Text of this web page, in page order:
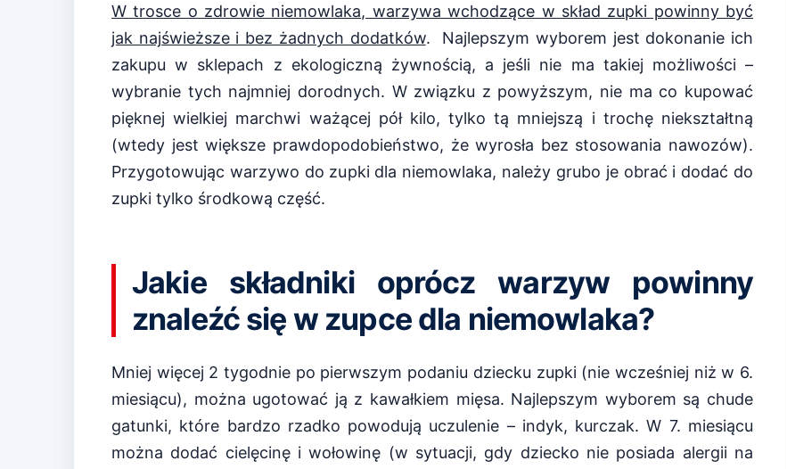
W trosce o zdrowie niemowlaka, warzywa wchodzące w skład zupki powinny być
jak najświeższe i bez żadnych dodatków. Najlepszym wyborem jest dokonanie ich
zakupu w sklepach z ekologiczną żywnością, a jeśli nie ma takiej możliwości –
wybranie tych najmniej dorodnych. W związku z powyższym, nie ma co kupować
pięknej wielkiej marchwi ważącej pół kilo, tylko tą mniejszą i trochę niekształtną
(wtedy jest większe prawdopodobieństwo, że wyrosła bez stosowania nawozów).
Przygotowując warzywo do zupki dla niemowlaka, należy grubo je obrać i dodać do
zupki tylko środkową część.
Jakie składniki oprócz warzyw powinny
znaleźć się w zupce dla niemowlaka?
Mniej więcej 2 tygodnie po pierwszym podaniu dziecku zupki (nie wcześniej niż w 6.
miesiącu), można ugotować ją z kawałkiem mięsa. Najlepszym wyborem są chude
gatunki, które bardzo rzadko powodują uczulenie – indyk, kurczak. W 7. miesiącu
można dodać cielęcinę i wołowinę (w sytuacji, gdy dziecko nie posiada alergii na